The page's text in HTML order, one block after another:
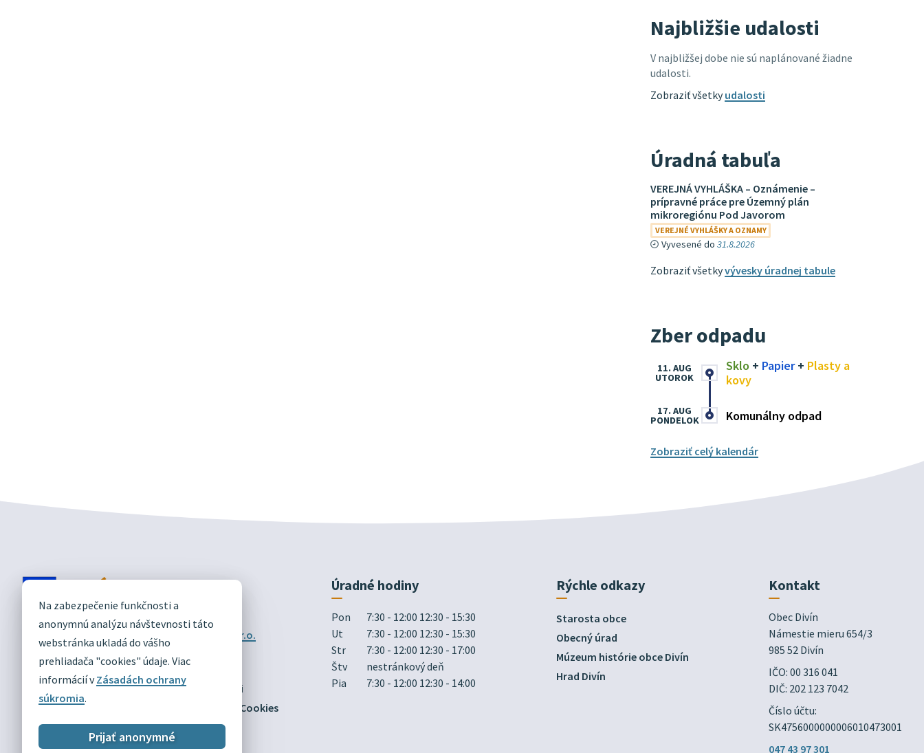
Na zabezpečenie funkčnosti a
anonymnú analýzu návštevnosti táto
webstránka ukladá do vášho
prehliadača "cookies" údaje. Viac
informácií vZásadách ochrany
súkromia.
Prijať anonymné
Najbližšie udalosti
V najbližšej dobe nie sú naplánované žiadne
udalosti.
Zobraziť všetkyudalosti
Úradná tabuľa
VEREJNÁ VYHLÁŠKA – Oznámenie –
prípravné práce pre Územný plán
mikroregiónu Pod Javorom
VEREJNÉ VYHLÁŠKY A OZNAMY
Vyvesené do 31.8.2026
Zobraziť všetkyvývesky úradnej tabule
Zber odpadu
Sklo + Papier+ Plasty a
kovy
11. AUG
UTOROK
Komunálny odpad
17. AUG
PONDELOK
Zobraziť celý kalendár
DIVÍN
OFICIÁLNE STRÁNKY
Technický prevádzkovateľ:
Alphabet partner s.r.o.
Správca obsahu:Obec Divín
Posledná aktualizácia:03.08.2026
Mapa
Vyhlásenie o prístupnosti
Zásady ochrany osobných údajov
Nastaviť Cookies
Úradné hodiny
Pon
7:30 - 12:00 12:30 - 15:30
Ut
7:30 - 12:00 12:30 - 15:30
Str
7:30 - 12:00 12:30 - 17:00
Štv
nestránkový deň
Pia
7:30 - 12:00 12:30 - 14:00
Rýchle odkazy
Starosta obce
Obecný úrad
Múzeum histórie obce Divín
Hrad Divín
Kontakt
Obec Divín
Námestie mieru 654/3
985 52 Divín
IČO: 00 316 041
DIČ: 202 123 7042
Číslo účtu:
SK4756000000006010473001
047 43 97 301